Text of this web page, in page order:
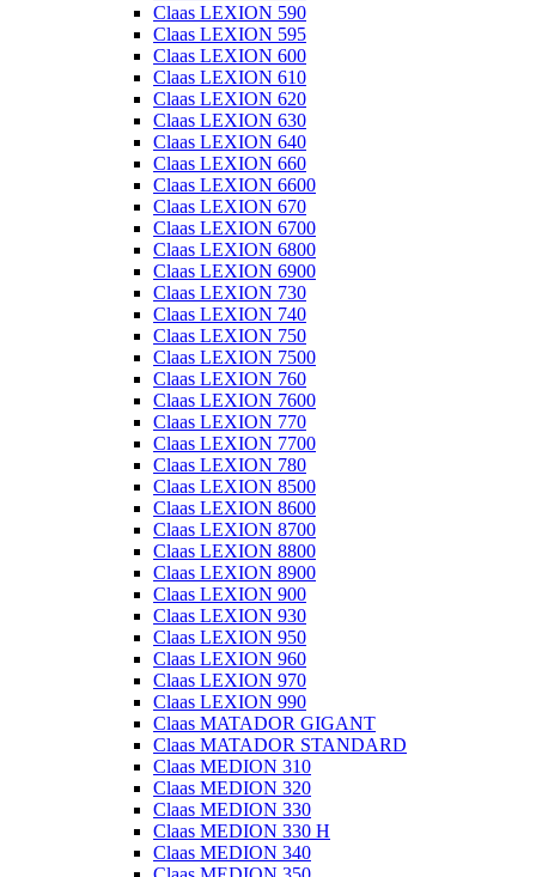
Claas LEXION 590
Claas LEXION 595
Claas LEXION 600
Claas LEXION 610
Claas LEXION 620
Claas LEXION 630
Claas LEXION 640
Claas LEXION 660
Claas LEXION 6600
Claas LEXION 670
Claas LEXION 6700
Claas LEXION 6800
Claas LEXION 6900
Claas LEXION 730
Claas LEXION 740
Claas LEXION 750
Claas LEXION 7500
Claas LEXION 760
Claas LEXION 7600
Claas LEXION 770
Claas LEXION 7700
Claas LEXION 780
Claas LEXION 8500
Claas LEXION 8600
Claas LEXION 8700
Claas LEXION 8800
Claas LEXION 8900
Claas LEXION 900
Claas LEXION 930
Claas LEXION 950
Claas LEXION 960
Claas LEXION 970
Claas LEXION 990
Claas MATADOR GIGANT
Claas MATADOR STANDARD
Claas MEDION 310
Claas MEDION 320
Claas MEDION 330
Claas MEDION 330 H
Claas MEDION 340